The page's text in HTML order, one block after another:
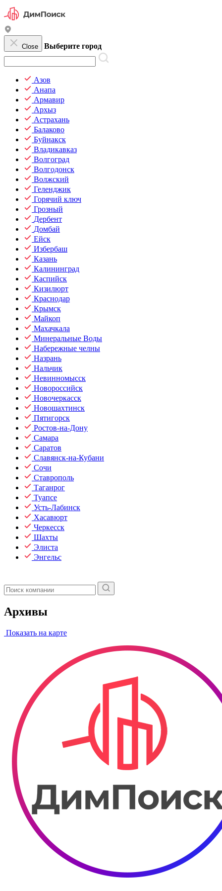
Close Выберите город
Азов
Анапа
Армавир
Архыз
Астрахань
Балаково
Буйнакск
Владикавказ
Волгоград
Волгодонск
Волжский
Геленджик
Горячий ключ
Грозный
Дербент
Домбай
Ейск
Избербаш
Казань
Калининград
Каспийск
Кизилюрт
Краснодар
Крымск
Майкоп
Махачкала
Минеральные Воды
Набережные челны
Назрань
Нальчик
Невинномысск
Новороссийск
Новочеркасск
Новошахтинск
Пятигорск
Ростов-на-Дону
Самара
Саратов
Славянск-на-Кубани
Сочи
Ставрополь
Таганрог
Туапсе
Усть-Лабинск
Хасавюрт
Черкесск
Шахты
Элиста
Энгельс
Архивы
Показать на карте